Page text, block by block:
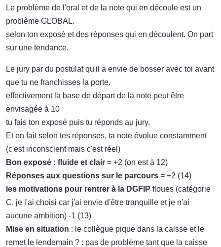
Le problème de l'oral et de la note qui en découle est un
problème GLOBAL.
selon ton exposé et des réponses qui en découlent. On part
sur une tendance.
Le jury par du postulat qu'il a envie de bosser avec toi avant
que tu ne franchisses la porte.
effectivement la base de départ de la note peut être
envisagée à 10
tu fais ton exposé puis tu réponds au jury.
Et en fait selon tes réponses, ta note évolue constamment
(c'est inconscient mais c'est réel)
Bon exposé : fluide et clair = +2 (on est à 12)
Réponses aux questions sur le parcours = +2 (14)
les motivations pour rentrer à la DGFIP floues (catégorie
C, je l'ai choisi car j'ai envie d'être tranquille et je n'ai
aucune ambition) -1 (13)
Mise en situation : le collègue pique dans la caisse et le
remet le lendemain ? : pas de problème tant que la caisse